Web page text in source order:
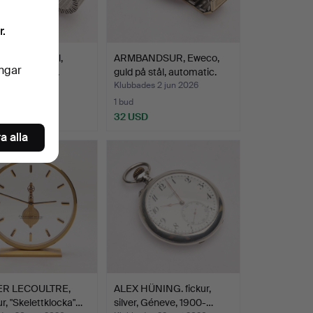
stål,
manuell.
ARMBANDSUR, Eweco,
guld på stål, automatic.
Klubbades 2 jun 2026
1 bud
32 USD
LECOULTRE,
"Skelettklocka"…
ALEX HÜNING. fickur,
silver, Géneve, 1900-…
alla